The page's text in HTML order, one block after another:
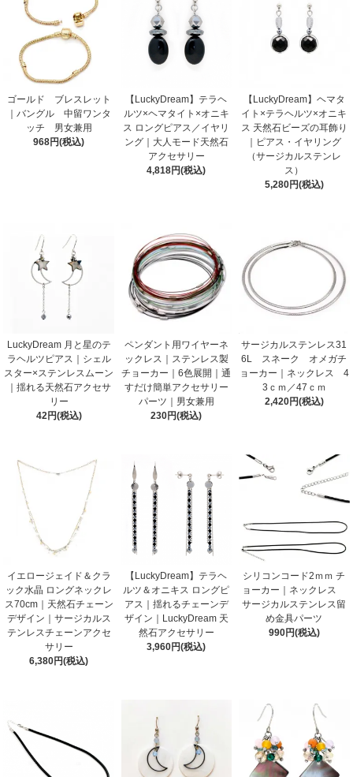
ゴールド ブレスレット
｜バングル 中留ワンタ
ッチ 男女兼用
968円(税込)
【LuckyDream】テラヘ
ルツ×ヘマタイト×オニキ
ス ロングピアス／イヤリ
ング｜大人モード天然石
アクセサリー
4,818円(税込)
【LuckyDream】ヘマタ
イト×テラヘルツ×オニキ
ス 天然石ビーズの耳飾り
｜ピアス・イヤリング
（サージカルステンレ
ス）
5,280円(税込)
LuckyDream 月と星のテ
ラヘルツピアス｜シェル
スター×ステンレスムーン
｜揺れる天然石アクセサ
リー
42円(税込)
ペンダント用ワイヤーネ
ックレス｜ステンレス製
チョーカー｜6色展開｜通
すだけ簡単アクセサリー
パーツ｜男女兼用
230円(税込)
サージカルステンレス31
6L スネーク オメガチ
ョーカー｜ネックレス 4
3ｃｍ／47ｃｍ
2,420円(税込)
イエロージェイド＆クラ
ック水晶 ロングネックレ
ス70cm｜天然石チェーン
デザイン｜サージカルス
テンレスチェーンアクセ
サリー
6,380円(税込)
【LuckyDream】テラヘ
ルツ＆オニキス ロングピ
アス｜揺れるチェーンデ
ザイン｜LuckyDream 天
然石アクセサリー
3,960円(税込)
シリコンコード2ｍｍ チ
ョーカー｜ネックレス
サージカルステンレス留
め金具パーツ
990円(税込)